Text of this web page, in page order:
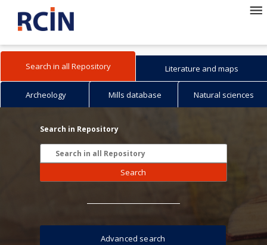
Search in all Repository Literature and maps
Archeology Mills database Natural sciences
Search in Repository
Search
Advanced search